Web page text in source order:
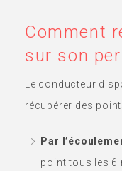
Comment
sur son
Le conducteur
récupérer des
Par
point tous les 6